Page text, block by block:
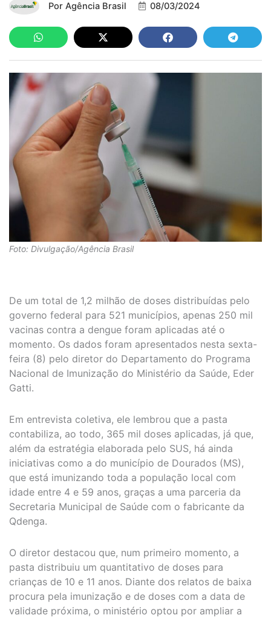
Por Agência Brasil 08/03/2024
Foto: Divulgação/Agência Brasil
De um total de 1,2 milhão de doses distribuídas pelo
governo federal para 521 municípios, apenas 250 mil
vacinas contra a dengue foram aplicadas até o
momento. Os dados foram apresentados nesta sexta-
feira (8) pelo diretor do Departamento do Programa
Nacional de Imunização do Ministério da Saúde, Eder
Gatti.
Em entrevista coletiva, ele lembrou que a pasta
contabiliza, ao todo, 365 mil doses aplicadas, já que,
além da estratégia elaborada pelo SUS, há ainda
iniciativas como a do município de Dourados (MS),
que está imunizando toda a população local com
idade entre 4 e 59 anos, graças a uma parceria da
Secretaria Municipal de Saúde com o fabricante da
Qdenga.
O diretor destacou que, num primeiro momento, a
pasta distribuiu um quantitativo de doses para
crianças de 10 e 11 anos. Diante dos relatos de baixa
procura pela imunização e de doses com a data de
validade próxima, o ministério optou por ampliar a